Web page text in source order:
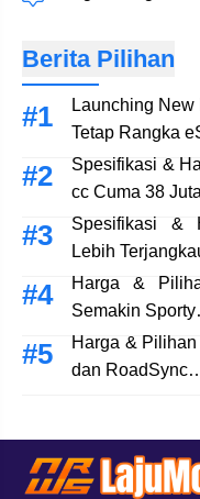
Berita Pilihan
Launching
Tetap Rangka
Spesifikasi &
cc Cuma 38
Spesifikasi &
Lebih
Harga &
Semakin
Harga &
dan